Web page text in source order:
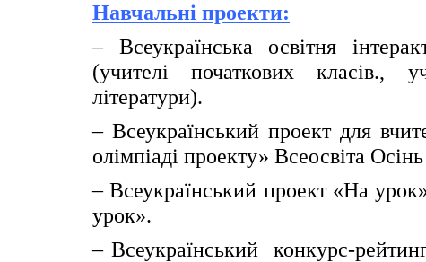
Навчальні проекти:
– Всеукраїнська освітня
(учителі початкових класів.,
літератури).
– Всеукраїнський проект для
олімпіаді проекту» Всеосвіта
– Всеукраїнський проект «На
урок».
– Всеукраїнський конкурс-